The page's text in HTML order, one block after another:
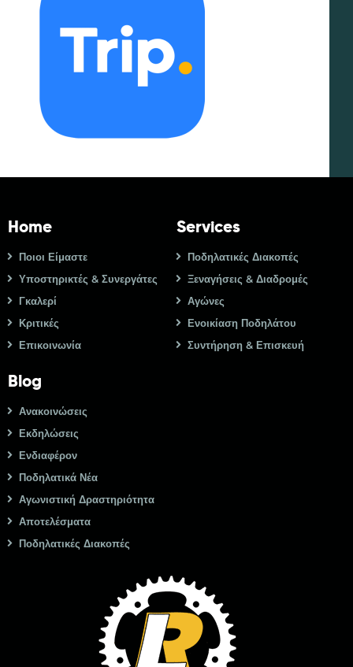
Home
Ποιοι Είμαστε
Υποστηρικτές & Συνεργάτες
Γκαλερί
Κριτικές
Επικοινωνία
Services
Ποδηλατικές Διακοπές
Ξεναγήσεις & Διαδρομές
Αγώνες
Ενοικίαση Ποδηλάτου
Συντήρηση & Επισκευή
Blog
Ανακοινώσεις
Εκδηλώσεις
Ενδιαφέρον
Ποδηλατικά Νέα
Αγωνιστική Δραστηριότητα
Αποτελέσματα
Ποδηλατικές Διακοπές